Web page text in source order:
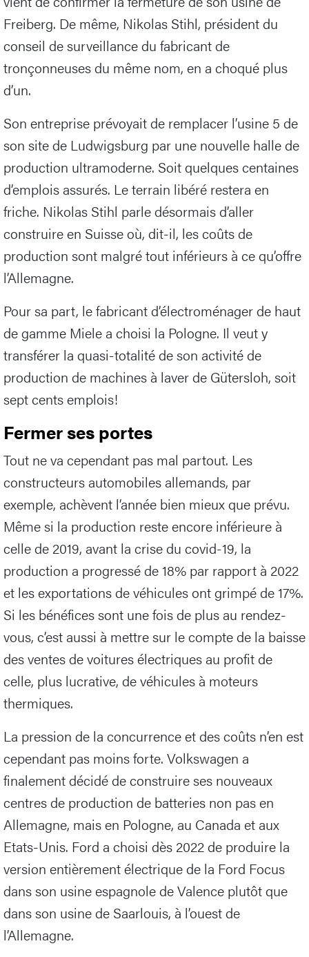
Freiberg. De même, Nikolas Stihl, président du
conseil de surveillance du fabricant de
tronçonneuses du même nom, en a choqué plus
d’un.
Son entreprise prévoyait de remplacer l’usine 5 de
son site de Ludwigsburg par une nouvelle halle de
production ultramoderne. Soit quelques centaines
d’emplois assurés. Le terrain libéré restera en
friche. Nikolas Stihl parle désormais d’aller
construire en Suisse où, dit-il, les coûts de
production sont malgré tout inférieurs à ce qu’offre
l’Allemagne.
Pour sa part, le fabricant d’électroménager de haut
de gamme Miele a choisi la Pologne. Il veut y
transférer la quasi-totalité de son activité de
production de machines à laver de Gütersloh, soit
sept cents emplois!
Fermer ses portes
Tout ne va cependant pas mal partout. Les
constructeurs automobiles allemands, par
exemple, achèvent l’année bien mieux que prévu.
Même si la production reste encore inférieure à
celle de 2019, avant la crise du covid-19, la
production a progressé de 18% par rapport à 2022
et les exportations de véhicules ont grimpé de 17%.
Si les bénéfices sont une fois de plus au rendez-
vous, c’est aussi à mettre sur le compte de la baisse
des ventes de voitures électriques au profit de
celle, plus lucrative, de véhicules à moteurs
thermiques.
La pression de la concurrence et des coûts n’en est
cependant pas moins forte. Volkswagen a
finalement décidé de construire ses nouveaux
centres de production de batteries non pas en
Allemagne, mais en Pologne, au Canada et aux
Etats-Unis. Ford a choisi dès 2022 de produire la
version entièrement électrique de la Ford Focus
dans son usine espagnole de Valence plutôt que
dans son usine de Saarlouis, à l’ouest de
l’Allemagne.